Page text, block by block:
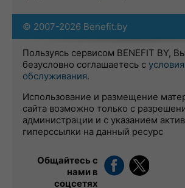
© 2007-2026 Benefit.by
Пользуясь сервисом BENEFIT BY, Вы
безусловно соглашаетесь с
обслуживания.
Использование и размещение
сайта возможно только с
администрации и с указанием
гиперссылки на данный ресурс
Общайтесь с
нами в
соцсетях